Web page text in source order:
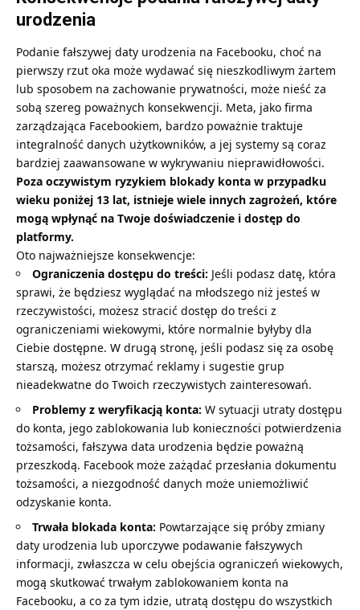
urodzenia
Podanie fałszywej daty urodzenia na Facebooku, choć na
pierwszy rzut oka może wydawać się nieszkodliwym żartem
lub sposobem na zachowanie prywatności, może nieść za
sobą szereg poważnych konsekwencji. Meta, jako firma
zarządzająca Facebookiem, bardzo poważnie traktuje
integralność danych użytkowników, a jej systemy są coraz
bardziej zaawansowane w wykrywaniu nieprawidłowości.
Poza oczywistym ryzykiem blokady konta w przypadku
wieku poniżej 13 lat, istnieje wiele innych zagrożeń, które
mogą wpłynąć na Twoje doświadczenie i dostęp do
platformy.
Oto najważniejsze konsekwencje:
Ograniczenia dostępu do treści: Jeśli podasz datę, która
sprawi, że będziesz wyglądać na młodszego niż jesteś w
rzeczywistości, możesz stracić dostęp do treści z
ograniczeniami wiekowymi, które normalnie byłyby dla
Ciebie dostępne. W drugą stronę, jeśli podasz się za osobę
starszą, możesz otrzymać reklamy i sugestie grup
nieadekwatne do Twoich rzeczywistych zainteresowań.
Problemy z weryfikacją konta: W sytuacji utraty dostępu
do konta, jego zablokowania lub konieczności potwierdzenia
tożsamości, fałszywa data urodzenia będzie poważną
przeszkodą. Facebook może zażądać przesłania dokumentu
tożsamości, a niezgodność danych może uniemożliwić
odzyskanie konta.
Trwała blokada konta: Powtarzające się próby zmiany
daty urodzenia lub uporczywe podawanie fałszywych
informacji, zwłaszcza w celu obejścia ograniczeń wiekowych,
mogą skutkować trwałym zablokowaniem konta na
Facebooku, a co za tym idzie, utratą dostępu do wszystkich